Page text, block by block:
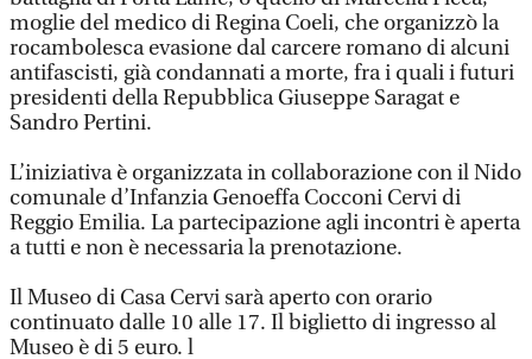
moglie del medico di Regina Coeli, che organizzò la
rocambolesca evasione dal carcere romano di alcuni
antifascisti, già condannati a morte, fra i quali i futuri
presidenti della Repubblica Giuseppe Saragat e
Sandro Pertini.
L’iniziativa è organizzata in collaborazione con il Nido
comunale d’Infanzia Genoeffa Cocconi Cervi di
Reggio Emilia. La partecipazione agli incontri è aperta
a tutti e non è necessaria la prenotazione.
Il Museo di Casa Cervi sarà aperto con orario
continuato dalle 10 alle 17. Il biglietto di ingresso al
Museo è di 5 euro. l